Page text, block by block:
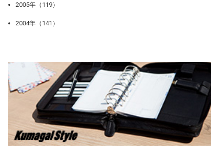
2005年（119）
2004年（141）